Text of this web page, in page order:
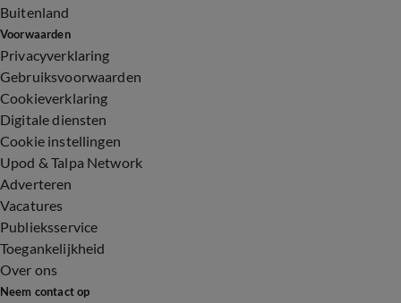
Buitenland
Voorwaarden
Privacyverklaring
Gebruiksvoorwaarden
Cookieverklaring
Digitale diensten
Cookie instellingen
Upod & Talpa Network
Adverteren
Vacatures
Publieksservice
Toegankelijkheid
Over ons
Neem contact op